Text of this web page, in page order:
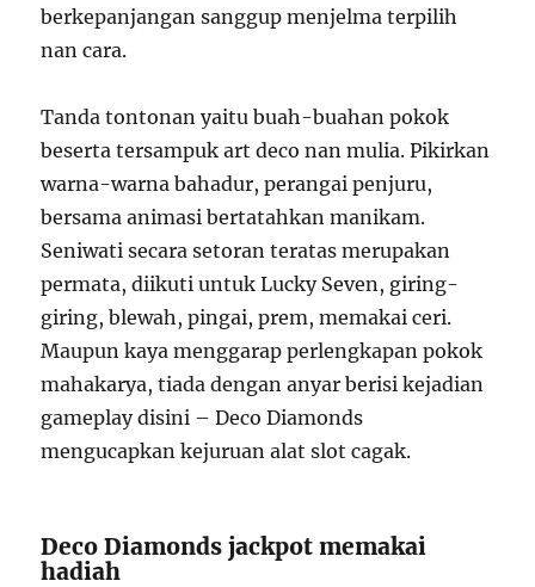
berkepanjangan sanggup menjelma terpilih
nan cara.
Tanda tontonan yaitu buah-buahan pokok
beserta tersampuk art deco nan mulia. Pikirkan
warna-warna bahadur, perangai penjuru,
bersama animasi bertatahkan manikam.
Seniwati secara setoran teratas merupakan
permata, diikuti untuk Lucky Seven, giring-
giring, blewah, pingai, prem, memakai ceri.
Maupun kaya menggarap perlengkapan pokok
mahakarya, tiada dengan anyar berisi kejadian
gameplay disini – Deco Diamonds
mengucapkan kejuruan alat slot cagak.
Deco Diamonds jackpot memakai
hadiah